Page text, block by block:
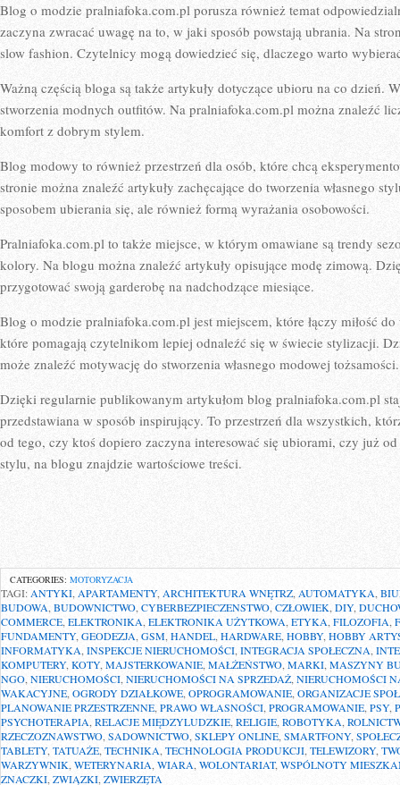
Blog o modzie pralniafoka.com.pl porusza również temat
zaczyna zwracać uwagę na to, w jaki sposób powstają ubrania. Na
slow fashion. Czytelnicy mogą dowiedzieć się, dlaczego warto
Ważną częścią bloga są także artykuły dotyczące ubioru na co dzień.
stworzenia modnych outfitów. Na pralniafoka.com.pl można znaleźć
komfort z dobrym stylem.
Blog modowy to również przestrzeń dla osób, które chcą
stronie można znaleźć artykuły zachęcające do tworzenia własnego
sposobem ubierania się, ale również formą wyrażania osobowości.
Pralniafoka.com.pl to także miejsce, w którym omawiane są trendy
kolory. Na blogu można znaleźć artykuły opisujące modę zimową.
przygotować swoją garderobę na nadchodzące miesiące.
Blog o modzie pralniafoka.com.pl jest miejscem, które łączy miłość
które pomagają czytelnikom lepiej odnaleźć się w świecie stylizacji.
może znaleźć motywację do stworzenia własnego modowej tożsamości.
Dzięki regularnie publikowanym artykułom blog pralniafoka.com.pl
przedstawiana w sposób inspirujący. To przestrzeń dla wszystkich,
od tego, czy ktoś dopiero zaczyna interesować się ubiorami, czy już
stylu, na blogu znajdzie wartościowe treści.
CATEGORIES: MOTORYZACJA
TAGI: ANTYKI APARTAMENTY, ARCHITEKTURA WNĘTRZ AUTOMATYKA
BUDOWA BUDOWNICTWO CYBERBEZPIECZENSTWO, CZŁOWIEK DIY,
COMMERCE, ELEKTRONIKA ELEKTRONIKA UŻYTKOWA ETYKA FILOZOFIA
FUNDAMENTY, GEODEZJA GSM HANDEL HARDWARE, HOBBY, HOBBY
INFORMATYKA, INSPEKCJE NIERUCHOMOŚCI INTEGRACJA SPOŁECZNA
KOMPUTERY, KOTY, MAJSTERKOWANIE MAŁŻEŃSTWO MARKI MASZYNY
NGO NIERUCHOMOŚCI, NIERUCHOMOŚCI NA SPRZEDAŻ NIERUCHOMOŚCI
WAKACYJNE OGRODY DZIAŁKOWE OPROGRAMOWANIE ORGANIZACJE
PLANOWANIE PRZESTRZENNE PRAWO WŁASNOŚCI PROGRAMOWANIE PSY,
PSYCHOTERAPIA, RELACJE MIĘDZYLUDZKIE RELIGIE ROBOTYKA
RZECZOZNAWSTWO SADOWNICTWO, SKLEPY ONLINE SMARTFONY,
TABLETY, TATUAŻE, TECHNIKA TECHNOLOGIA PRODUKCJI TELEWIZORY,
WARZYWNIK WETERYNARIA, WIARA WOLONTARIAT, WSPÓLNOTY
ZNACZKI ZWIĄZKI, ZWIERZĘTA